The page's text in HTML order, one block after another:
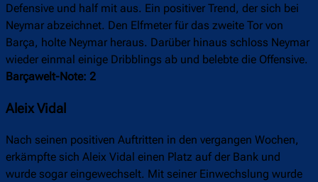
Defensive und half mit aus. Ein positiver Trend, der sich bei
Neymar abzeichnet. Den Elfmeter für das zweite Tor von
Barça, holte Neymar heraus. Darüber hinaus schloss Neymar
wieder einmal einige Dribblings ab und belebte die Offensive.
Barçawelt-Note: 2
Aleix Vidal
Nach seinen positiven Auftritten in den vergangen Wochen,
erkämpfte sich Aleix Vidal einen Platz auf der Bank und
wurde sogar eingewechselt. Mit seiner Einwechslung wurde